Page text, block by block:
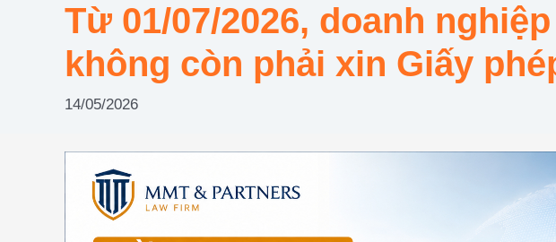
Từ 01/07/2026, doanh
không còn phải xin Giấy
14/05/2026